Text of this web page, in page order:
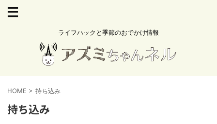
ライフハックと季節のおでかけ情報
HOME > 持ち込み
持ち込み